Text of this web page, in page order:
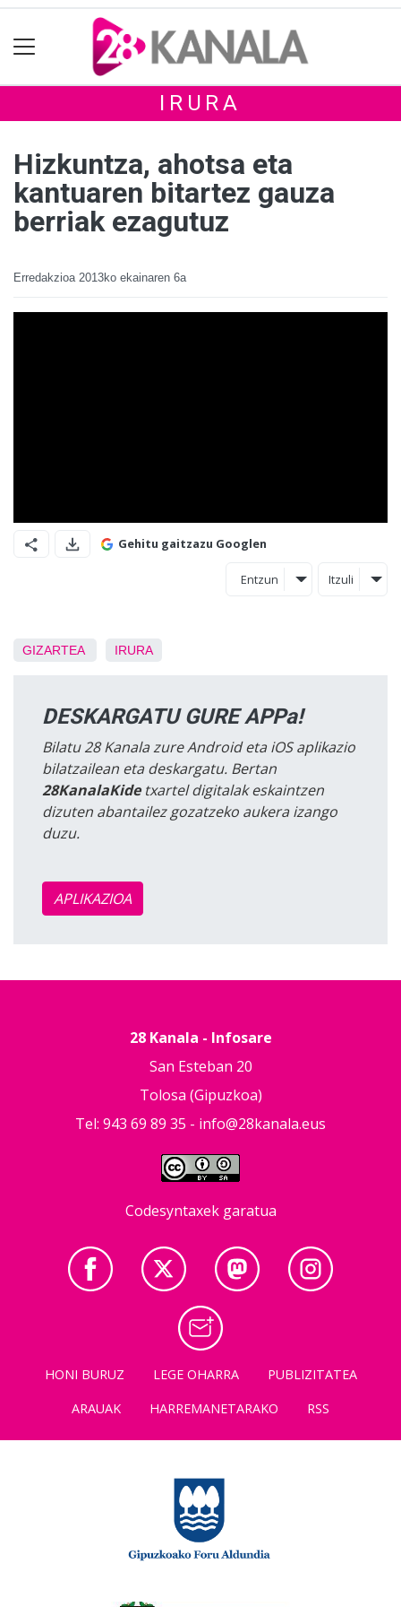
IRURA
Hizkuntza, ahotsa eta
kantuaren bitartez gauza
berriak ezagutuz
Erredakzioa 2013ko ekainaren 6a
Gehitu gaitzazu Googlen
Entzun Itzuli
GIZARTEA IRURA
DESKARGATU GURE APPa!
Bilatu 28 Kanala zure Android eta iOS aplikazio
bilatzailean eta deskargatu. Bertan
28KanalaKidetxartel digitalak eskaintzen
dizuten abantailez gozatzeko aukera izango
duzu.
APLIKAZIOA
28 Kanala - Infosare
San Esteban 20
Tolosa (Gipuzkoa)
Tel: 943 69 89 35 - info@28kanala.eus
Codesyntaxek garatua
HONI BURUZ LEGE OHARRA
PUBLIZITATEA
ARAUAK
HARREMANETARAKO RSS